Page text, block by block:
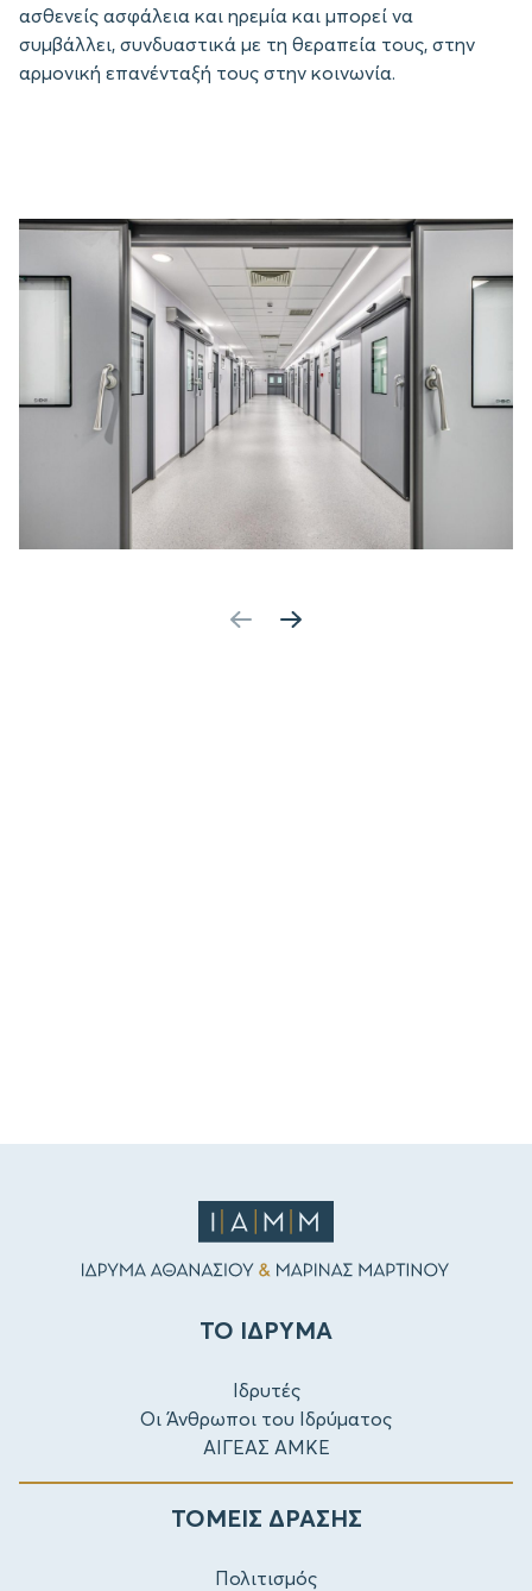
ασθενείς ασφάλεια και ηρεμία και μπορεί να
συμβάλλει, συνδυαστικά με τη θεραπεία τους, στην
αρμονική επανένταξή τους στην κοινωνία.
ΤΟ ΙΔΡΥΜΑ
Ιδρυτές
Οι Άνθρωποι του Ιδρύματος
ΑΙΓΕΑΣ ΑΜΚΕ
ΤΟΜΕΙΣ ΔΡΑΣΗΣ
Πολιτισμός